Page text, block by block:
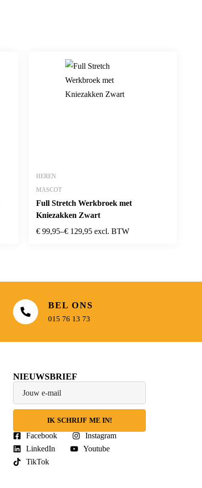
HEREN
MASCOT
Full Stretch Werkbroek met
Kniezakken Zwart
€ 99,95–€ 129,95 excl. BTW
BEL ONS
015 76 13 73
NIEUWSBRIEF
IK SCHRIJF ME IN!
Facebook
Instagram
LinkedIn
Youtube
TikTok